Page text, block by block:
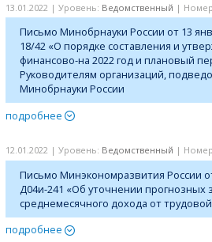
13.01.2022 | Уровень: Ведомственный |
Письмо Минобрнауки России от 13
18/42 «О порядке составления и
финансово-на 2022 год и плановый
Руководителям организаций,
Минобрнауки России
подробнее
12.01.2022 | Уровень: Ведомственный |
Письмо Минэкономразвития России
Д04и-241 «Об уточнении прогнозных
среднемесячного дохода от
подробнее